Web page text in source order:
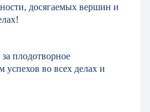
досягаемых вершин и
плодотворное
успехов во всех делах и